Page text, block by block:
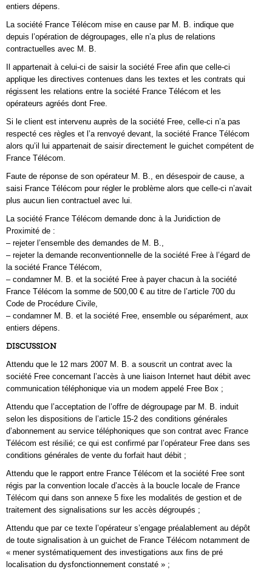
entiers dépens.
La société France Télécom mise en cause par M. B. indique que
depuis l’opération de dégroupages, elle n’a plus de relations
contractuelles avec M. B.
Il appartenait à celui-ci de saisir la société Free afin que celle-ci
applique les directives contenues dans les textes et les contrats qui
régissent les relations entre la société France Télécom et les
opérateurs agréés dont Free.
Si le client est intervenu auprès de la société Free, celle-ci n’a pas
respecté ces règles et l’a renvoyé devant, la société France Télécom
alors qu’il lui appartenait de saisir directement le guichet compétent de
France Télécom.
Faute de réponse de son opérateur M. B., en désespoir de cause, a
saisi France Télécom pour régler le problème alors que celle-ci n’avait
plus aucun lien contractuel avec lui.
La société France Télécom demande donc à la Juridiction de
Proximité de :
– rejeter l’ensemble des demandes de M. B.,
– rejeter la demande reconventionnelle de la société Free à l’égard de
la société France Télécom,
– condamner M. B. et la société Free à payer chacun à la société
France Télécom la somme de 500,00 € au titre de l’article 700 du
Code de Procédure Civile,
– condamner M. B. et la société Free, ensemble ou séparément, aux
entiers dépens.
DISCUSSION
Attendu que le 12 mars 2007 M. B. a souscrit un contrat avec la
société Free concernant l’accès à une liaison Internet haut débit avec
communication téléphonique via un modem appelé Free Box ;
Attendu que l’acceptation de l’offre de dégroupage par M. B. induit
selon les dispositions de l’article 15-2 des conditions générales
d’abonnement au service téléphoniques que son contrat avec France
Télécom est résilié; ce qui est confirmé par l’opérateur Free dans ses
conditions générales de vente du forfait haut débit ;
Attendu que le rapport entre France Télécom et la société Free sont
régis par la convention locale d’accès à la boucle locale de France
Télécom qui dans son annexe 5 fixe les modalités de gestion et de
traitement des signalisations sur les accès dégroupés ;
Attendu que par ce texte l’opérateur s’engage préalablement au dépôt
de toute signalisation à un guichet de France Télécom notamment de
« mener systématiquement des investigations aux fins de pré
localisation du dysfonctionnement constaté » ;